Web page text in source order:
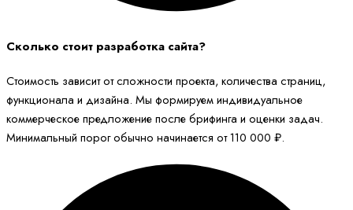
Сколько стоит разработка сайта?
Стоимость зависит от сложности проекта, количества страниц,
функционала и дизайна. Мы формируем индивидуальное
коммерческое предложение после брифинга и оценки задач.
Минимальный порог обычно начинается от 110 000 ₽.